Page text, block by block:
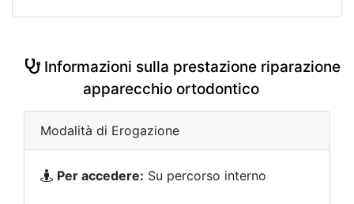
Informazioni sulla prestazione riparazione
apparecchio ortodontico
Modalità di Erogazione
Per accedere: Su percorso interno